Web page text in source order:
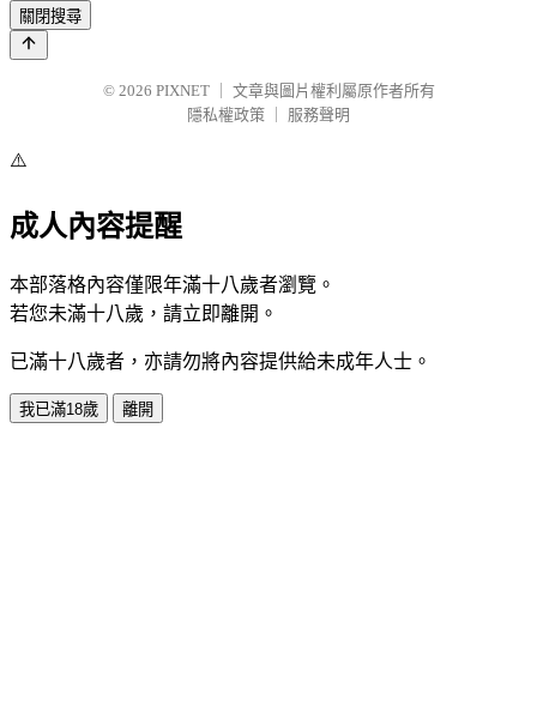
關閉搜尋
© 2026 PIXNET
文章與圖片權利屬原作者所有
隱私權政策
服務聲明
⚠️
成人內容提醒
本部落格內容僅限年滿十八歲者瀏覽。
若您未滿十八歲，請立即離開。
已滿十八歲者，亦請勿將內容提供給未成年人士。
我已滿18歲 離開